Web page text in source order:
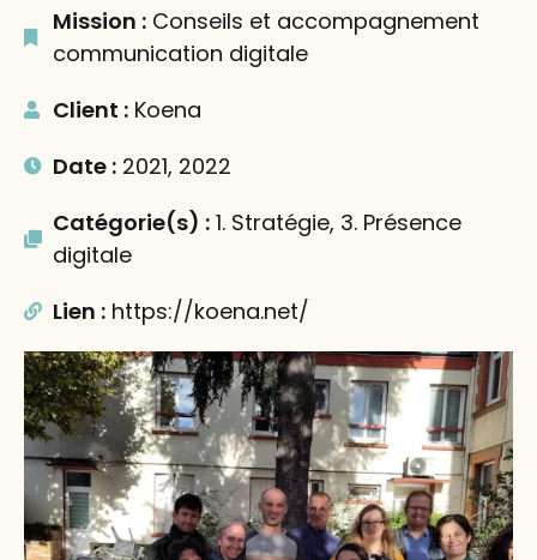
Mission :Conseils et accompagnement
communication digitale
Client :Koena
Date :2021, 2022
Catégorie(s) :1. Stratégie, 3. Présence
digitale
Lien :https://koena.net/